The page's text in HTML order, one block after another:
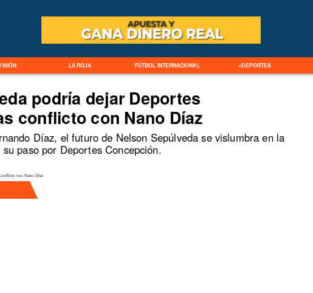
LA ROJA FÚTBOL INTERNACIONAL +DEPORTES
podría dejar Deportes
conflicto con Nano Díaz
Díaz, el futuro de Nelson Sepúlveda se vislumbra en la
paso por Deportes Concepción.